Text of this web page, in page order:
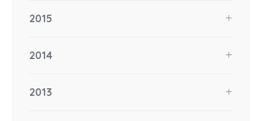
2015
2014
2013